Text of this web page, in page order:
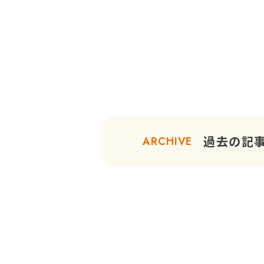
ARCHIVE 過去の記